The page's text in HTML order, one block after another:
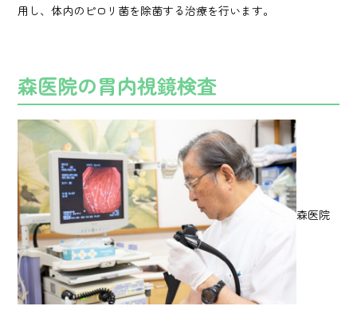
用し、体内のピロリ菌を除菌する治療を行います。
森医院の胃内視鏡検査
森医院